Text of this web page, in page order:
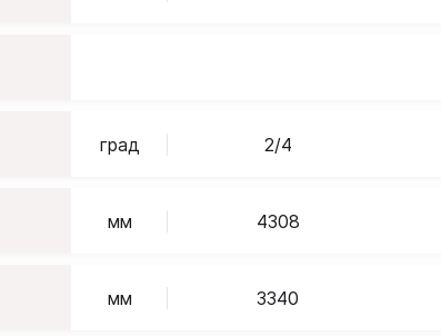
град 2/4
мм 4308
мм 3340